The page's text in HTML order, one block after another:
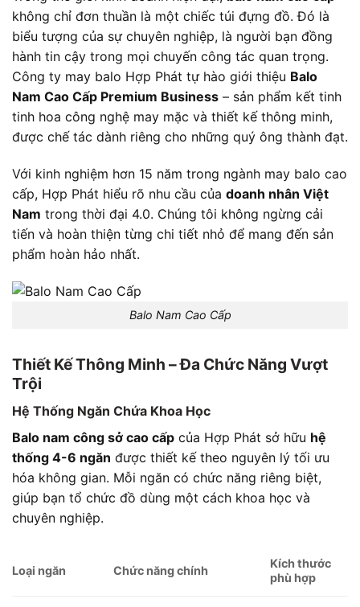
không chỉ đơn thuần là một chiếc túi đựng đồ. Đó là
biểu tượng của sự chuyên nghiệp, là người bạn đồng
hành tin cậy trong mọi chuyến công tác quan trọng.
Công ty may balo Hợp Phát tự hào giới thiệu Balo
Nam Cao Cấp Premium Business – sản phẩm kết tinh
tinh hoa công nghệ may mặc và thiết kế thông minh,
được chế tác dành riêng cho những quý ông thành đạt.
Với kinh nghiệm hơn 15 năm trong ngành may balo cao
cấp, Hợp Phát hiểu rõ nhu cầu của doanh nhân Việt
Nam trong thời đại 4.0. Chúng tôi không ngừng cải
tiến và hoàn thiện từng chi tiết nhỏ để mang đến sản
phẩm hoàn hảo nhất.
Balo Nam Cao Cấp
Thiết Kế Thông Minh – Đa Chức Năng Vượt
Trội
Hệ Thống Ngăn Chứa Khoa Học
Balo nam công sở cao cấp của Hợp Phát sở hữu hệ
thống 4-6 ngăn được thiết kế theo nguyên lý tối ưu
hóa không gian. Mỗi ngăn có chức năng riêng biệt,
giúp bạn tổ chức đồ dùng một cách khoa học và
chuyên nghiệp.
Loại ngăn Chức năng chính
Kích thước
phù hợp